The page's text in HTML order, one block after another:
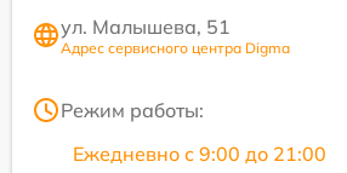
ул. Малышева, 51
Адрес сервисного центра Digma
Режим работы:
Ежедневно с 9:00 до 21:00